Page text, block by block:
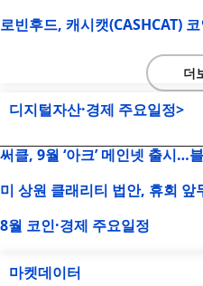
로빈후드, 캐시캣(CASHCAT)
더
디지털자산·경제 주요일정>
써클, 9월 ‘아크’ 메인넷 출시…
미 상원 클래리티 법안, 휴회 앞
8월 코인·경제 주요일정
마켓데이터